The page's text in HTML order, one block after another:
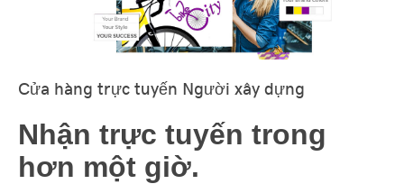
Cửa hàng trực tuyến Người xây dựng
Nhận trực tuyến trong
hơn một giờ.